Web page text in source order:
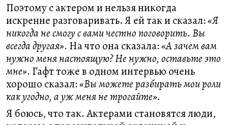
Поэтому с актером и нельзя никогда
искренне разговаривать. Я ей так и сказал:«Я
никогда не смогу с вами честно поговорить. Вы
всегда другая». На что она сказала: «А зачем вам
нужно меня настоящую? Не нужно, оставьте это
мне». Гафт тоже в одном интервью очень
хорошо сказал:«Вы можете разбирать мои роли
как угодно, а уж меня не трогайте».
Я боюсь, что так. Актерами становятся люди,